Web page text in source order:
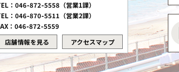
：046-872-5558（営業1課）
：046-870-5511（営業2課）
：046-872-5559
店舗情報を見る
アクセスマップ